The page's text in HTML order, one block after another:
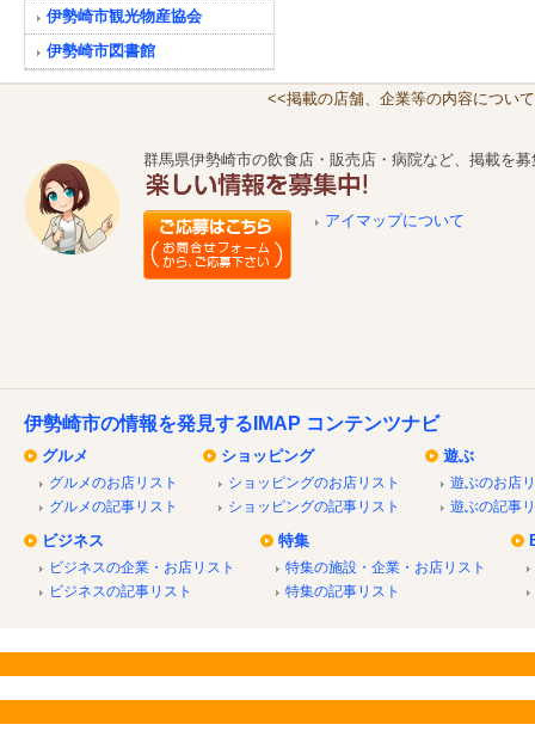
伊勢崎市観光物産協会
伊勢崎市図書館
<<掲載の店舗、企業等の内容につい
群馬県伊勢崎市の飲食店・販売店・病院など、掲載を
アイマップについて
伊勢崎市の情報を発見するIMAP コンテンツナビ
グルメ
グルメのお店リスト
グルメの記事リスト
ショッピング
ショッピングのお店リスト
ショッピングの記事リスト
遊ぶ
遊ぶのお店
遊ぶの記事
ビジネス
ビジネスの企業・お店リスト
ビジネスの記事リスト
特集
特集の施設・企業・お店リスト
特集の記事リスト